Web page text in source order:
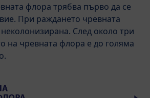
флора трябва първо да се
При раждането чревната
След около три
на чревната флора е до голяма